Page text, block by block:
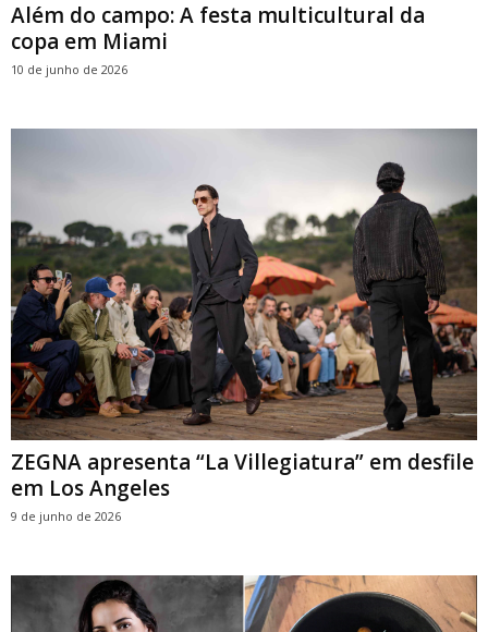
Além do campo: A festa multicultural da
copa em Miami
10 de junho de 2026
ZEGNA apresenta “La Villegiatura” em desfile
em Los Angeles
9 de junho de 2026